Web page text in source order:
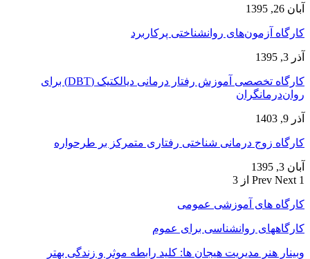
آبان 26, 1395
کارگاه آزمون‌های روانشناختی پرکاربرد
آذر 3, 1395
کارگاه تخصصی آموزش رفتار درمانی دیالکتیک (DBT) برای
روان‌درمانگران
آذر 9, 1403
کارگاه زوج‌ درمانی شناختی رفتاری متمرکز بر طرحواره
آبان 3, 1395
Prev Next 1 از 3
کارگاه های آموزشی عمومی
کارگاههای روانشناسی برای عموم
وبینار هنر مدیریت هیجان ها: کلید رابطه موثر و زندگی بهتر